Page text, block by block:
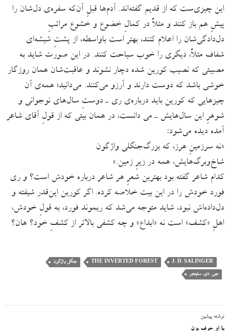
این چیزی‌ست که از قدیم گفته‌اند. آدم‌ها قبلِ آن‌که سفره‌ی دل‌شان را
پیشِ هم باز کنند و مثلاً در کمالِ خضوع و خشوع مراتبِ
دل‌دادگی‌شان را اعلام کنند، بهتر است باواسطه، از پشتِ شیشه‌ای
شفاف مثلاً، دیگری را خوب سیاحت کنند. در این صورت شاید به
مصیبتی که نصیب کورین شده دچار نشوند و عاقبت‌شان همان روزگار
خوشی باشد که دوست دارند و آرزو می‌کنند. می‌‌دانید؛ همه‌ی آن
چیزهایی که کورین باید درباره‌ی ری ـ دوستِ سال‌های نوجوانی و
شوهرِ این سال‌هایش ـ می دانست، در همان بیتی که از قولِ آقای شاعر
آمده دیده می‌شود:
«نه سرزمینِ هرز، که بزرگ‌جنگلی واژگون
شاخ‌و‌برگ‌هایش، همه در زیرِ زمین.»
کدام شاعر گفته بود بهترین شعرِ هر شاعر درباره خودش است؟ و ری
فورد خودش را در این بیت خلاصه کرده. اگر کورین این‌قدر شیفته و
دل‌داده‌اش نبود، شاید متوجه می‌شد که ریموند فورد، به قولِ خودش،
اهلِ «کشف» است نه «ابداع» و چه کشفی بالاتر از کشفِ خود؟ هان؟
J. D. SALINGER
THE INVERTED FOREST جنگل واژگون
جی. دی. سلینجر
نوشته پیشین
با او حرف بزن